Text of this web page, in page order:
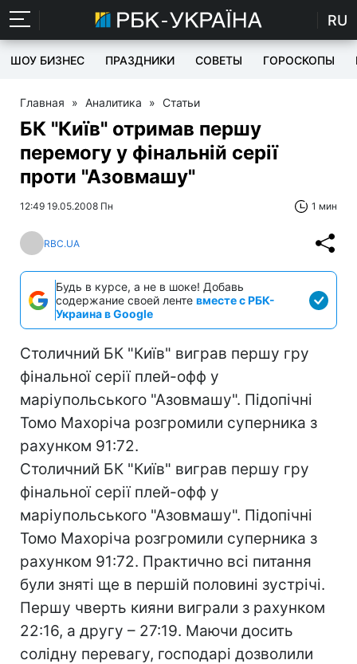
RU
ШОУ БИЗНЕС ПРАЗДНИКИ СОВЕТЫ ГОРОСКОПЫ
Главная » Аналитика » Статьи
БК "Київ" отримав першу
перемогу у фінальній серії
проти "Азовмашу"
12:49 19.05.2008 Пн 1 мин
RBC.UA
Будь в курсе, а не в шоке! Добавь
содержание своей ленте вместе с РБК-
Украина в Google
Столичний БК "Київ" виграв першу гру
фінальної серії плей-офф у
маріупольського "Азовмашу". Підопічні
Томо Махоріча розгромили суперника з
рахунком 91:72.
Столичний БК "Київ" виграв першу гру
фінальної серії плей-офф у
маріупольського "Азовмашу". Підопічні
Томо Махоріча розгромили суперника з
рахунком 91:72. Практично всі питання
були зняті ще в першій половині зустрічі.
Першу чверть кияни виграли з рахунком
22:16, а другу – 27:19. Маючи досить
солідну перевагу, господарі дозволили